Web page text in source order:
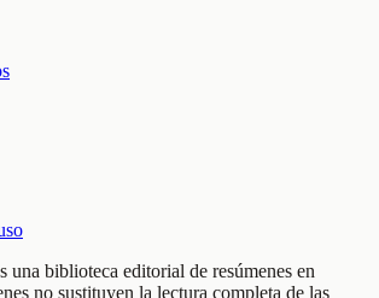
una biblioteca editorial de resúmenes en
no sustituyen la lectura completa de las